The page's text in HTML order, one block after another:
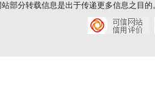
部分转载信息是出于传递更多信息之目